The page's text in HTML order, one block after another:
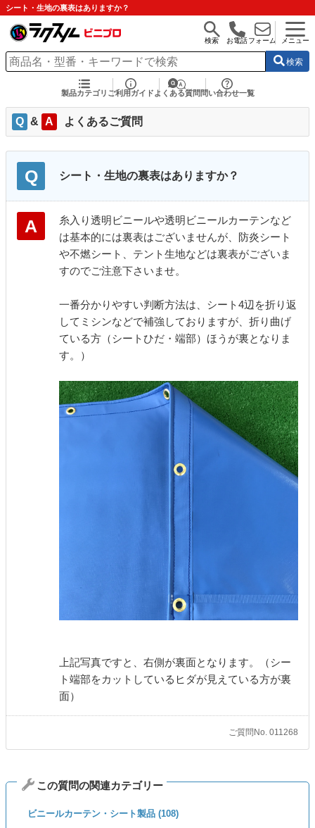
シート・生地の裏表はありますか？
検索 お電話フォーム メニュー
検索
製品カテゴリ ご利用ガイド よくある質問 問い合わせ一覧
Q & A よくあるご質問
Q シート・生地の裏表はありますか？
A
糸入り透明ビニールや透明ビニールカーテンなど
は基本的には裏表はございませんが、防炎シート
や不燃シート、テント生地などは裏表がございま
すのでご注意下さいませ。
一番分かりやすい判断方法は、シート4辺を折り返
してミシンなどで補強しておりますが、折り曲げ
ている方（シートひだ・端部）ほうが裏となりま
す。）
上記写真ですと、右側が裏面となります。（シー
ト端部をカットしているヒダが見えている方が裏
面）
ご質問No. 011268
この質問の関連カテゴリー
ビニールカーテン・シート製品 (108)